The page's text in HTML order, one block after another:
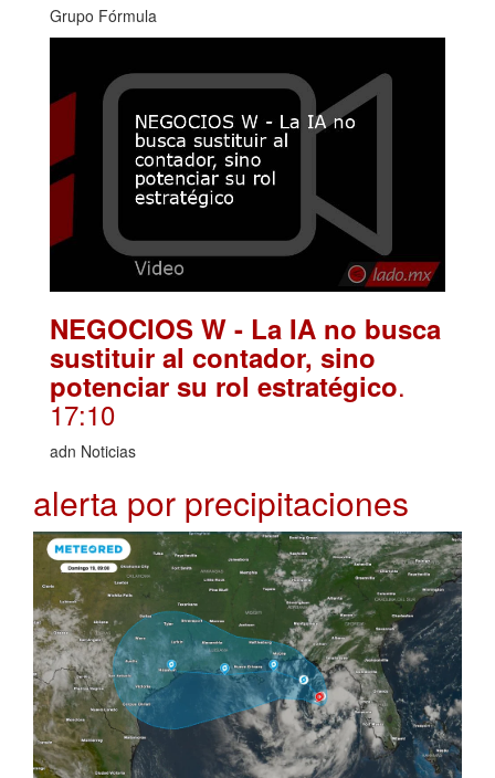
Grupo Fórmula
NEGOCIOS W - La IA no busca
sustituir al contador, sino
potenciar su rol estratégico.
17:10
adn Noticias
alerta por precipitaciones